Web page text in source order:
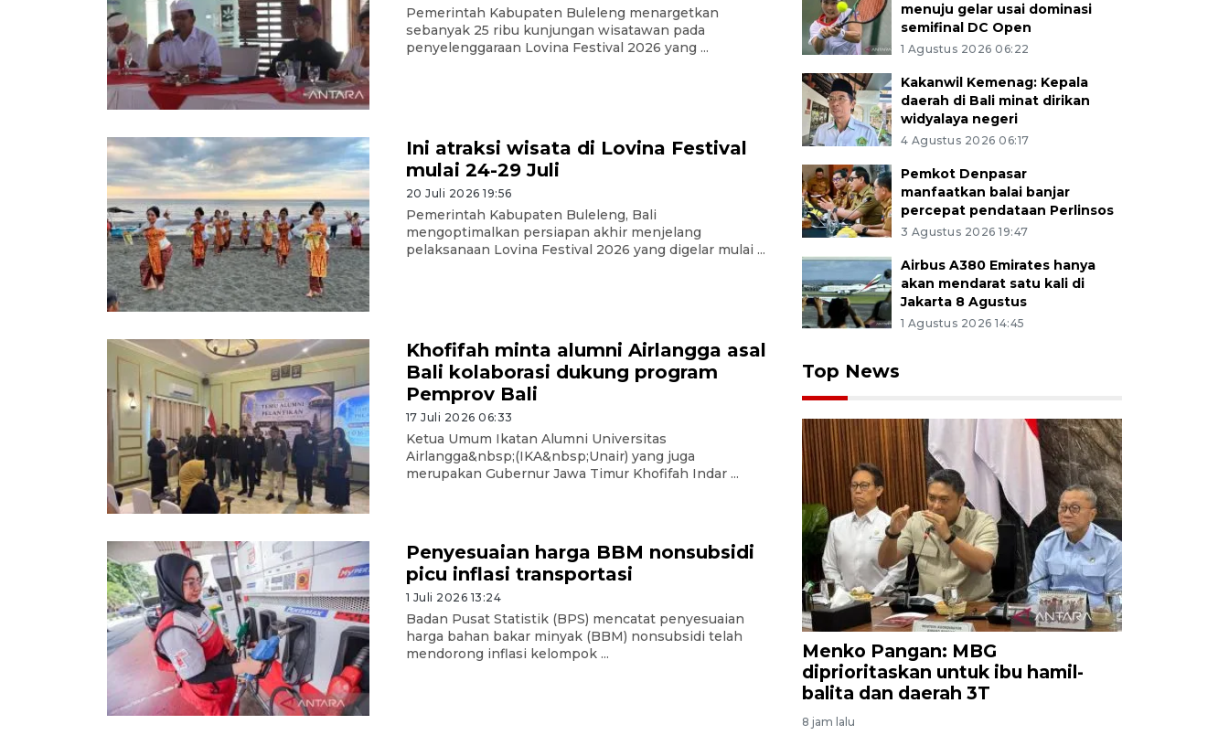
Pemerintah Kabupaten Buleleng menargetkan
sebanyak 25 ribu kunjungan wisatawan pada
penyelenggaraan Lovina Festival 2026 yang ...
Ini atraksi wisata di Lovina Festival
mulai 24-29 Juli
20 Juli 2026 19:56
Pemerintah Kabupaten Buleleng, Bali
mengoptimalkan persiapan akhir menjelang
pelaksanaan Lovina Festival 2026 yang digelar mulai ...
Khofifah minta alumni Airlangga asal
Bali kolaborasi dukung program
Pemprov Bali
17 Juli 2026 06:33
Ketua Umum Ikatan Alumni Universitas
Airlangga&nbsp;(IKA&nbsp;Unair) yang juga
merupakan Gubernur Jawa Timur Khofifah Indar ...
Penyesuaian harga BBM nonsubsidi
picu inflasi transportasi
1 Juli 2026 13:24
Badan Pusat Statistik (BPS) mencatat penyesuaian
harga bahan bakar minyak (BBM) nonsubsidi telah
mendorong inflasi kelompok ...
menuju gelar usai dominasi
semifinal DC Open
1 Agustus 2026 06:22
Kakanwil Kemenag: Kepala
daerah di Bali minat dirikan
widyalaya negeri
4 Agustus 2026 06:17
Pemkot Denpasar
manfaatkan balai banjar
percepat pendataan Perlinsos
3 Agustus 2026 19:47
Airbus A380 Emirates hanya
akan mendarat satu kali di
Jakarta 8 Agustus
1 Agustus 2026 14:45
Top News
Menko Pangan: MBG
diprioritaskan untuk ibu hamil-
balita dan daerah 3T
8 jam lalu